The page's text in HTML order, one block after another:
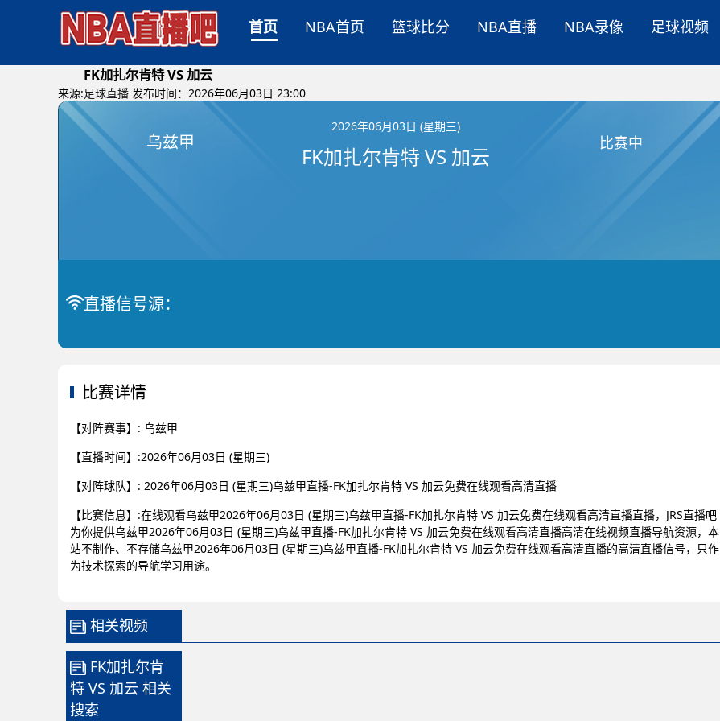
首页 NBA首页 篮球比分 NBA直播 NBA录像 足球视频
FK加扎尔肯特 VS 加云
来源:足球直播 发布时间：2026年06月03日 23:00
乌兹甲
2026年06月03日 (星期三)
FK加扎尔肯特 VS 加云
比赛中
直播信号源：
比赛详情
【对阵赛事】: 乌兹甲
【直播时间】:2026年06月03日 (星期三)
【对阵球队】: 2026年06月03日 (星期三)乌兹甲直播-FK加扎尔肯特 VS 加云免费在线观看高清直播
【比赛信息】:在线观看乌兹甲2026年06月03日 (星期三)乌兹甲直播-FK加扎尔肯特 VS 加云免费在线观看高清直播直播，JRS直播吧
为你提供乌兹甲2026年06月03日 (星期三)乌兹甲直播-FK加扎尔肯特 VS 加云免费在线观看高清直播高清在线视频直播导航资源，本
站不制作、不存储乌兹甲2026年06月03日 (星期三)乌兹甲直播-FK加扎尔肯特 VS 加云免费在线观看高清直播的高清直播信号，只作
为技术探索的导航学习用途。
相关视频
FK加扎尔肯
特 VS 加云 相关
搜索